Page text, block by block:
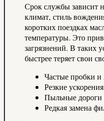
Срок службы зависит
климат, стиль
коротких поездках
температуры. Это
загрязнений. В таких
быстрее теряет свои
Частые пробки и
Резкие
Пыльные дороги
Редкая замена